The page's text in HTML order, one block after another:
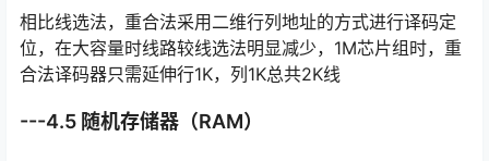
相比线选法，重合法采用二维行列地址的方式进行译码定
位，在大容量时线路较线选法明显减少，1M芯片组时，重
合法译码器只需延伸行1K，列1K总共2K线
---4.5 随机存储器（RAM）